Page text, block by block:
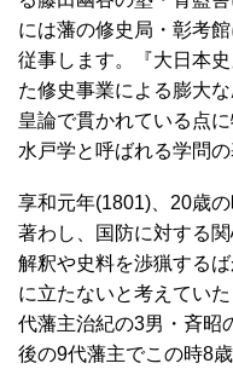
には藩の修史局・彰考
従事します。『大日本
た修史事業による膨大
皇論で貫かれている点
水戸学と呼ばれる学問の
享和元年(1801)、20歳
著わし、国防に対する
解釈や史料を渉猟する
に立たないと考えてい
代藩主治紀の3男・斉昭
後の9代藩主でこの時8